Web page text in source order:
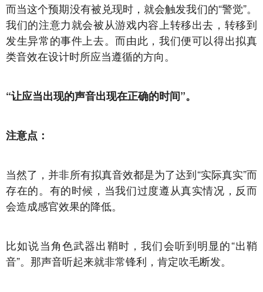
而当这个预期没有被兑现时，就会触发我们的“警觉”。
我们的注意力就会被从游戏内容上转移出去，转移到
发生异常的事件上去。而由此，我们便可以得出拟真
类音效在设计时所应当遵循的方向。
“让应当出现的声音出现在正确的时间”。
注意点：
当然了，并非所有拟真音效都是为了达到“实际真实”而
存在的。有的时候，当我们过度遵从真实情况，反而
会造成感官效果的降低。
比如说当角色武器出鞘时，我们会听到明显的“出鞘
音”。那声音听起来就非常锋利，肯定吹毛断发。